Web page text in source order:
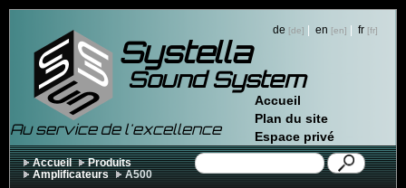
Systella
Au service de l'excellence
Sound System
de | en | fr
Accueil
Plan du site
Espace privé
Accueil
Produits
Amplificateurs
A500